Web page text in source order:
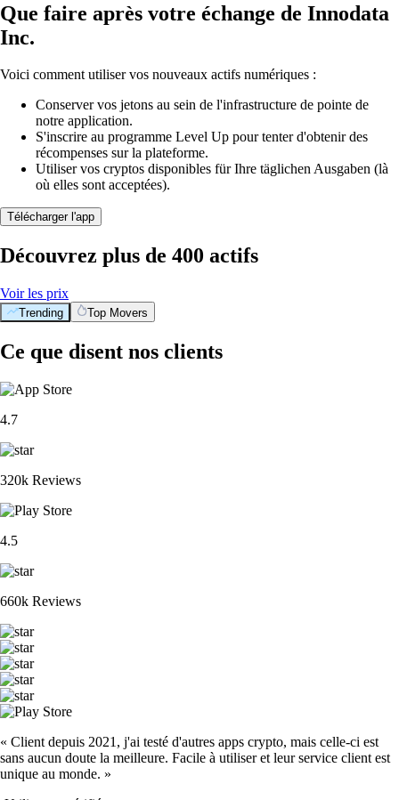
Que faire après votre échange de Innodata
Inc.
Voici comment utiliser vos nouveaux actifs numériques :
Conserver vos jetons au sein de l'infrastructure de pointe de
notre application.
S'inscrire au programme Level Up pour tenter d'obtenir des
récompenses sur la plateforme.
Utiliser vos cryptos disponibles für Ihre täglichen Ausgaben (là
où elles sont acceptées).
Télécharger l'app
Découvrez plus de 400 actifs
Voir les prix
Trending Top Movers
Ce que disent nos clients
4.7
320k Reviews
4.5
660k Reviews
« Client depuis 2021, j'ai testé d'autres apps crypto, mais celle-ci est
sans aucun doute la meilleure. Facile à utiliser et leur service client est
unique au monde. »